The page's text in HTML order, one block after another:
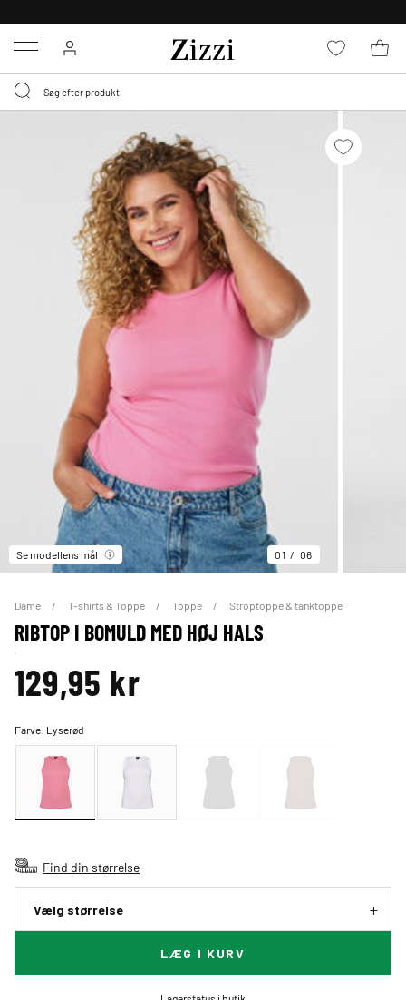
Menu
Se modellens mål 01 06
Dame T-shirts & Toppe Toppe Stroptoppe & tanktoppe
RIBTOP I BOMULD MED HØJ HALS
129,95 kr
Farve: Lyserød
Find din størrelse
Vælg størrelse
LÆG I KURV